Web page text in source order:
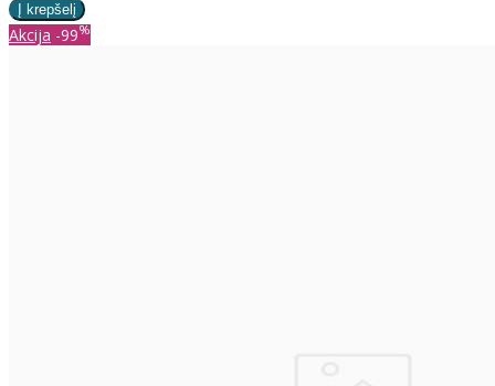
Akcija -99%